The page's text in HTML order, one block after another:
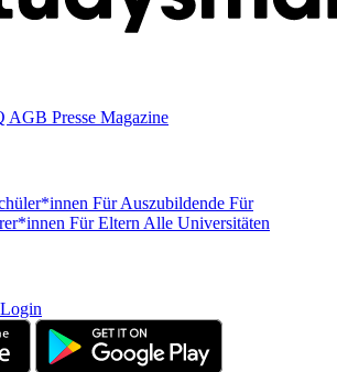
AGB Presse Magazine
Für Auszubildende Für
Für Eltern Alle Universitäten